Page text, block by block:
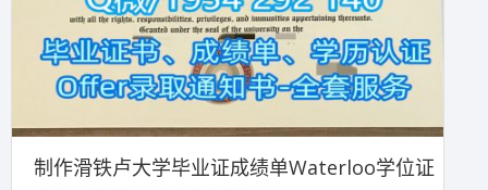
制作滑铁卢大学毕业证成绩单Waterloo学位证